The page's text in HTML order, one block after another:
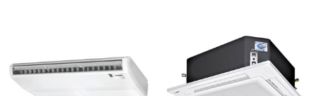
₫ 42.800.000.
₫ 30.750.000.